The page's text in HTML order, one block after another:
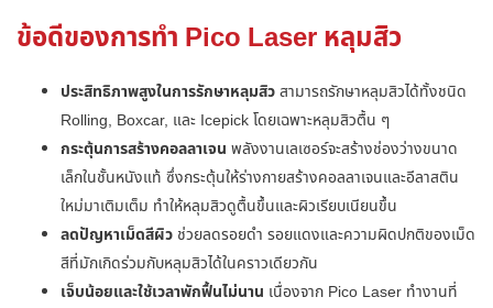
ข้อดีของการทำ Pico Laser หลุมสิว
ประสิทธิภาพสูงในการรักษาหลุมสิวสามารถรักษาหลุมสิวได้ทั้งชนิด
Rolling, Boxcar, และ Icepick โดยเฉพาะหลุมสิวตื้น ๆ
กระตุ้นการสร้างคอลลาเจน พลังงานเลเซอร์จะสร้างช่องว่างขนาด
เล็กในชั้นหนังแท้ ซึ่งกระตุ้นให้ร่างกายสร้างคอลลาเจนและอีลาสติน
ใหม่มาเติมเต็ม ทำให้หลุมสิวดูตื้นขึ้นและผิวเรียบเนียนขึ้น
ลดปัญหาเม็ดสีผิว ช่วยลดรอยดำ รอยแดงและความผิดปกติของเม็ด
สีที่มักเกิดร่วมกับหลุมสิวได้ในคราวเดียวกัน
เจ็บน้อยและใช้เวลาพักฟื้นไม่นาน เนื่องจาก Pico Laser ทำงานที่